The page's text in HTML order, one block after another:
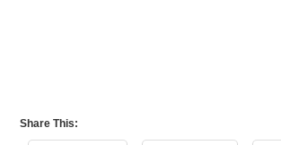
Share This: